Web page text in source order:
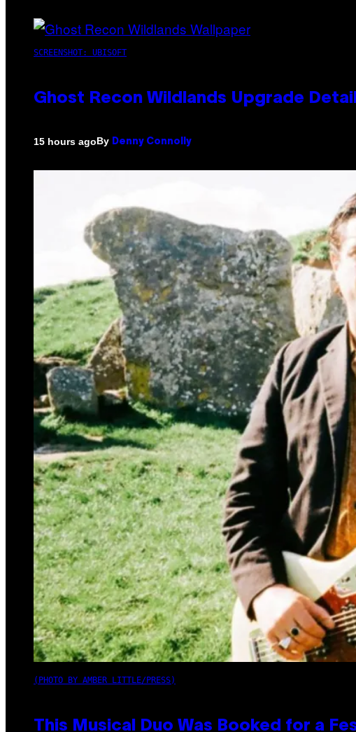
SCREENSHOT: UBISOFT
Ghost Recon Wildlands Upgrade
15 hours agoBy Denny Connolly
(PHOTO BY AMBER LITTLE/PRESS)
This Musical Duo Was Booked for a